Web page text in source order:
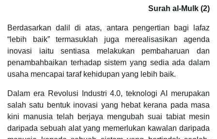
Surah al-Mulk (2)
Berdasarkan dalil di atas, antara pengertian bagi lafaz
“lebih baik” termasuklah juga merealisasikan agenda
inovasi iaitu sentiasa melakukan pembaharuan dan
penambahbaikan terhadap sistem yang sedia ada dalam
usaha mencapai taraf kehidupan yang lebih baik.
Dalam era Revolusi Industri 4.0, teknologi AI merupakan
salah satu bentuk inovasi yang hebat kerana pada masa
kini manusia telah berjaya mengubah suai tabiat mesin
daripada sebuah alat yang memerlukan kawalan daripada